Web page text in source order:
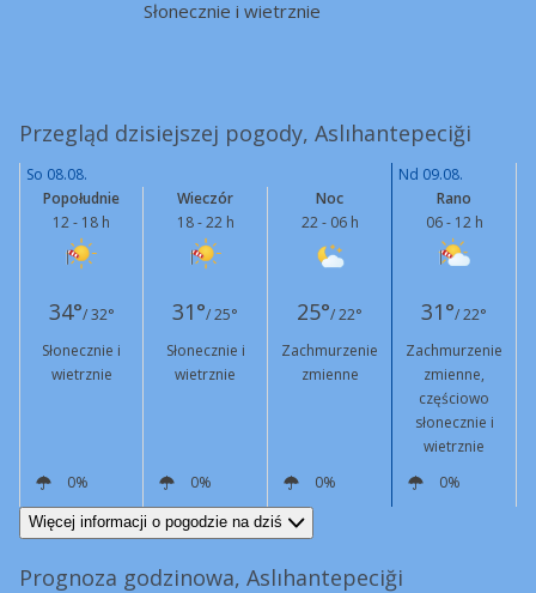
Słonecznie i wietrznie
Przegląd dzisiejszej pogody, Aslıhantepeciği
So 08.08.
Nd 09.08.
Popołudnie
12 - 18 h
Wieczór
18 - 22 h
Noc
22 - 06 h
Rano
06 - 12 h
34°/ 32° 31°/ 25° 25°/ 22° 31°/ 22°
Słonecznie i
wietrznie
Słonecznie i
wietrznie
Zachmurzenie
zmienne
Zachmurzenie
zmienne,
częściowo
słonecznie i
wietrznie
0%
0% 0%
0%
N
24 km/h
Podmuchy
50 km/h N
16 km/h
Podmuchy
45 km/h
Więcej informacji o pogodzie na dziś
Prognoza godzinowa, Aslıhantepeciği